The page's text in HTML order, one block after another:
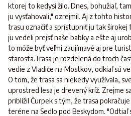
ktorej to kedysi žilo. Dnes, bohužiaľ,
ju vysťahovali," ozrejmil. Aj z tohto
trasu označiť a sprístupniť ju tak
ju vedeli prejsť naše babky a ešte aj
to môže byť veľmi zaujímavé aj pre
starosta.Trasa je rozdelená do troch
vedie z Vladiče na Mostkov, odkiaľ sú
O tom, že trasa sa niekedy využívala,
uprostred lesa je drevený kríž. Zrejme
priblížil Čurpek s tým, že trasa
teréne na Sedlo pod Beskydom. "Odtiaľ